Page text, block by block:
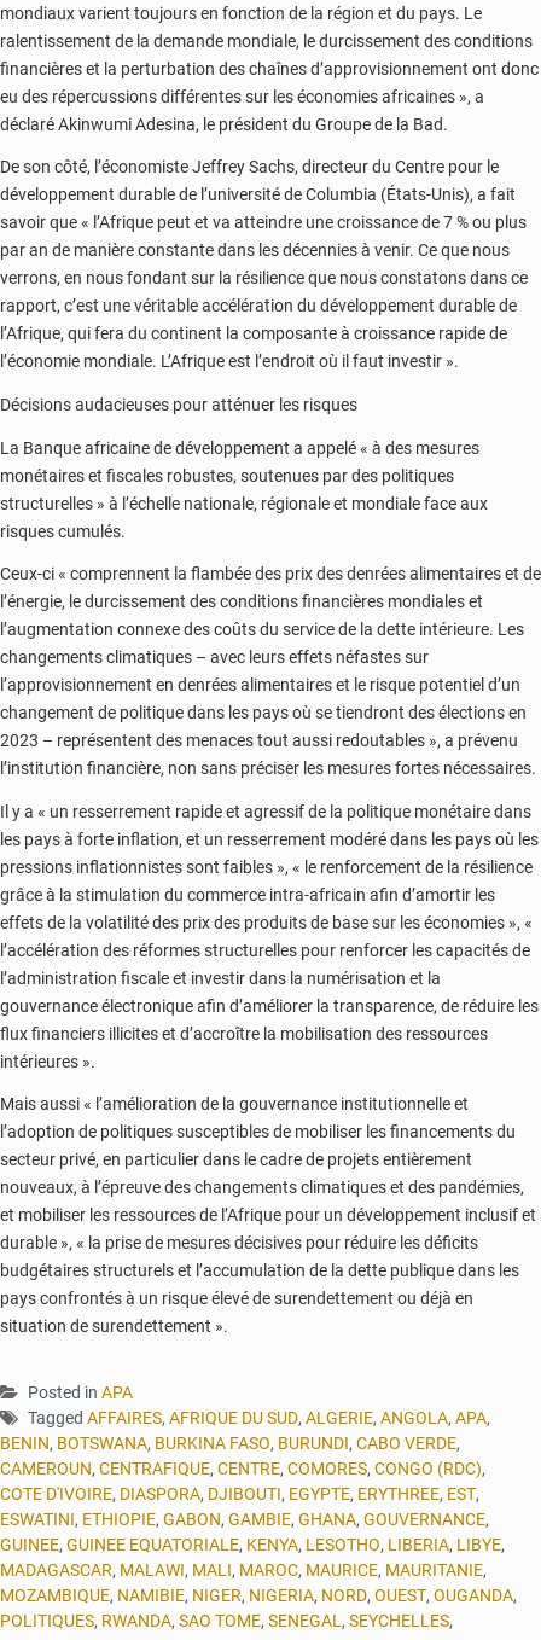
mondiaux varient toujours en fonction de la région et du pays. Le
ralentissement de la demande mondiale, le durcissement des conditions
financières et la perturbation des chaînes d’approvisionnement ont donc
eu des répercussions différentes sur les économies africaines », a
déclaré Akinwumi Adesina, le président du Groupe de la Bad.
De son côté, l’économiste Jeffrey Sachs, directeur du Centre pour le
développement durable de l’université de Columbia (États-Unis), a fait
savoir que « l’Afrique peut et va atteindre une croissance de 7 % ou plus
par an de manière constante dans les décennies à venir. Ce que nous
verrons, en nous fondant sur la résilience que nous constatons dans ce
rapport, c’est une véritable accélération du développement durable de
l’Afrique, qui fera du continent la composante à croissance rapide de
l’économie mondiale. L’Afrique est l’endroit où il faut investir ».
Décisions audacieuses pour atténuer les risques
La Banque africaine de développement a appelé « à des mesures
monétaires et fiscales robustes, soutenues par des politiques
structurelles » à l’échelle nationale, régionale et mondiale face aux
risques cumulés.
Ceux-ci « comprennent la flambée des prix des denrées alimentaires et de
l’énergie, le durcissement des conditions financières mondiales et
l’augmentation connexe des coûts du service de la dette intérieure. Les
changements climatiques – avec leurs effets néfastes sur
l’approvisionnement en denrées alimentaires et le risque potentiel d’un
changement de politique dans les pays où se tiendront des élections en
2023 – représentent des menaces tout aussi redoutables », a prévenu
l’institution financière, non sans préciser les mesures fortes nécessaires.
Il y a « un resserrement rapide et agressif de la politique monétaire dans
les pays à forte inflation, et un resserrement modéré dans les pays où les
pressions inflationnistes sont faibles », « le renforcement de la résilience
grâce à la stimulation du commerce intra-africain afin d’amortir les
effets de la volatilité des prix des produits de base sur les économies », «
l’accélération des réformes structurelles pour renforcer les capacités de
l’administration fiscale et investir dans la numérisation et la
gouvernance électronique afin d’améliorer la transparence, de réduire les
flux financiers illicites et d’accroître la mobilisation des ressources
intérieures ».
Mais aussi « l’amélioration de la gouvernance institutionnelle et
l’adoption de politiques susceptibles de mobiliser les financements du
secteur privé, en particulier dans le cadre de projets entièrement
nouveaux, à l’épreuve des changements climatiques et des pandémies,
et mobiliser les ressources de l’Afrique pour un développement inclusif et
durable », « la prise de mesures décisives pour réduire les déficits
budgétaires structurels et l’accumulation de la dette publique dans les
pays confrontés à un risque élevé de surendettement ou déjà en
situation de surendettement ».
Posted in APA
Tagged AFFAIRES, AFRIQUE DU SUD, ALGERIE, ANGOLA, APA,
BENIN, BOTSWANA, BURKINA FASO, BURUNDI, CABO VERDE,
CAMEROUN, CENTRAFIQUE, CENTRE, COMORES, CONGO (RDC),
COTE D'IVOIRE, DIASPORA, DJIBOUTI, EGYPTE, ERYTHREE, EST,
ESWATINI, ETHIOPIE, GABON, GAMBIE, GHANA, GOUVERNANCE,
GUINEE, GUINEE EQUATORIALE, KENYA, LESOTHO, LIBERIA, LIBYE,
MADAGASCAR, MALAWI, MALI, MAROC, MAURICE, MAURITANIE,
MOZAMBIQUE, NAMIBIE, NIGER, NIGERIA, NORD, OUEST, OUGANDA,
POLITIQUES, RWANDA, SAO TOME, SENEGAL , SEYCHELLES,